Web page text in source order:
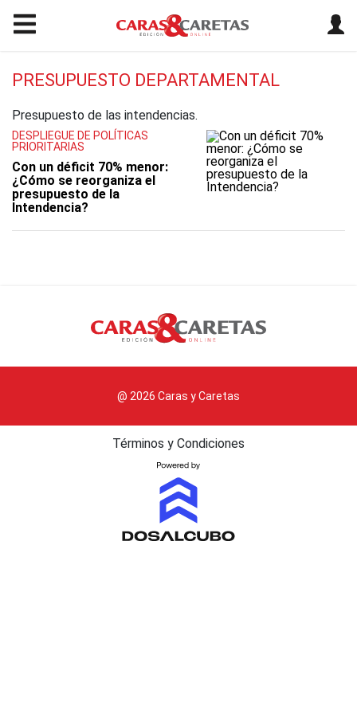
PRESUPUESTO DEPARTAMENTAL
Presupuesto de las intendencias.
DESPLIEGUE DE POLÍTICAS
PRIORITARIAS
Con un déficit 70% menor:
¿Cómo se reorganiza el
presupuesto de la
Intendencia?
@ 2026 Caras y Caretas
Términos y Condiciones